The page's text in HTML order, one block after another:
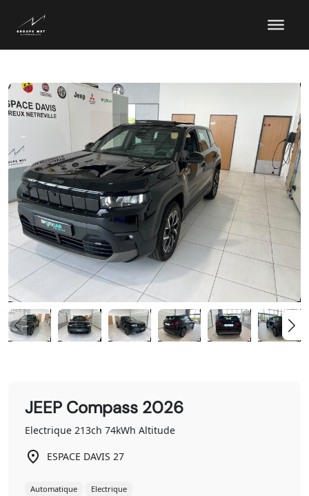
JEEP Compass 2026
Electrique 213ch 74kWh Altitude
ESPACE DAVIS 27
Automatique Electrique